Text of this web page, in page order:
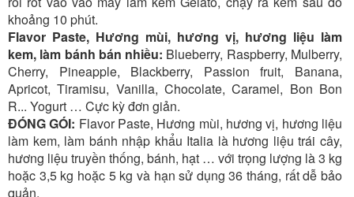
khoảng 10 phút.
Flavor Paste, Hương mùi, hương vị, hương liệu làm
kem, làm bánh bán nhiều: Blueberry, Raspberry, Mulberry,
Cherry, Pineapple, Blackberry, Passion fruit, Banana,
Apricot, Tiramisu, Vanilla, Chocolate, Caramel, Bon Bon
R... Yogurt … Cực kỳ đơn giản.
ĐÓNG GÓI: Flavor Paste, Hương mùi, hương vị, hương liệu
làm kem, làm bánh nhập khẩu Italia là hương liệu trái cây,
hương liệu truyền thống, bánh, hạt … với trọng lượng là 3 kg
hoặc 3,5 kg hoặc 5 kg và hạn sử dụng 36 tháng, rất dễ bảo
quản.